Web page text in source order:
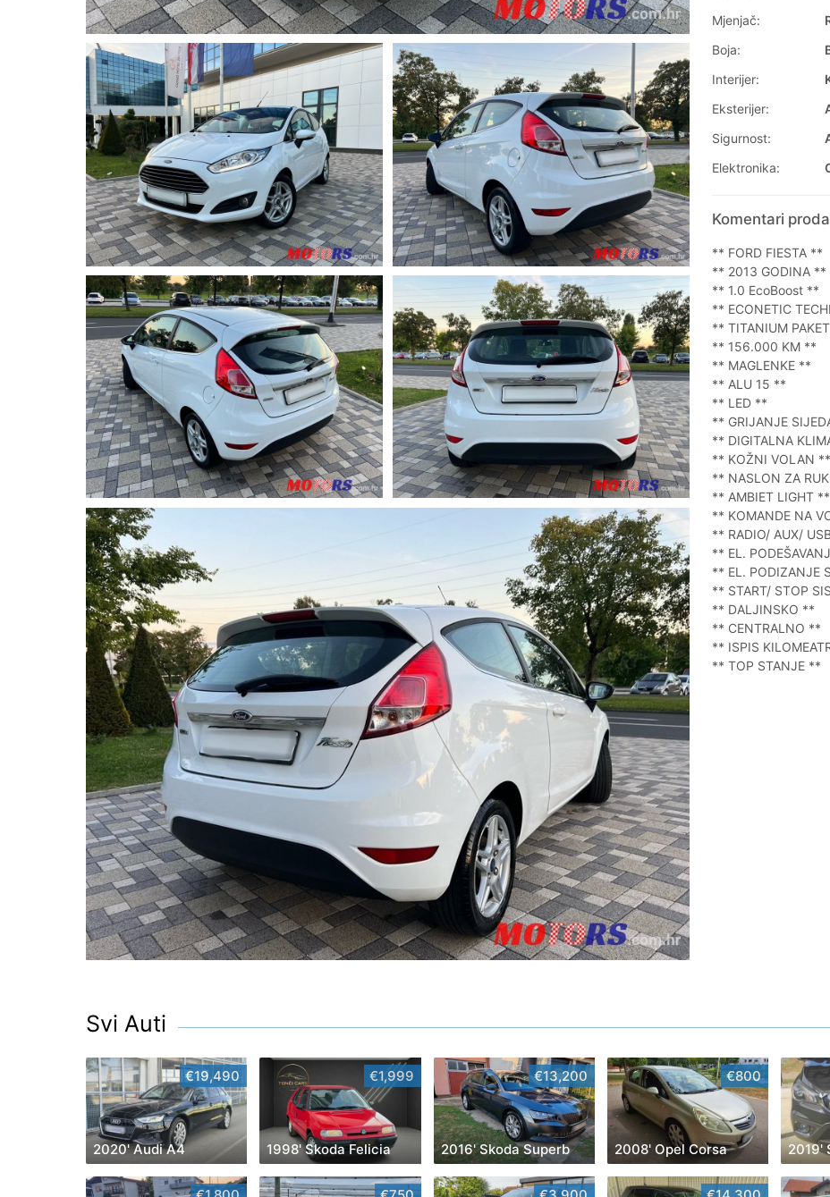
Mjenjač:
Boja:
Interijer:
Eksterijer:
Sigurnost:
Elektronika:
Komentari
** FORD FIESTA **
** 2013 GODINA **
** 1.0 EcoBoost **
** ECONETIC
** TITANIUM
** 156.000 KM **
** MAGLENKE **
** ALU 15 **
** LED **
** GRIJANJE
** DIGITALNA
** KOŽNI VOLAN **
** NASLON ZA
** AMBIET LIGHT **
** KOMANDE NA
** RADIO/ AUX/
** EL.
** EL. PODIZANJE
** START/ STOP
** DALJINSKO **
** CENTRALNO **
** ISPIS
** TOP STANJE **
Svi Auti
€19,490
2020' Audi A4
€1,999
1998' Skoda Felicia
€13,200
2016' Skoda Superb
€800
2008' Opel Corsa